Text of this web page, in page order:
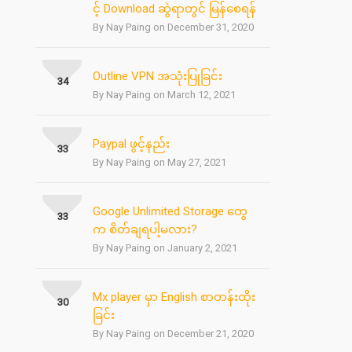
င့် Download ဆွဲရာတွင် မြန်စေရန်
By Nay Paing on December 31, 2020
Outline VPN အသုံးပြုခြင်း
By Nay Paing on March 12, 2021
34
Paypal ဖွင့်နည်း
By Nay Paing on May 27, 2021
33
Google Unlimited Storage တွေ
က စိတ်ချရပါ့မလား?
By Nay Paing on January 2, 2021
33
Mx player မှာ English စာတန်းထိုး
ခြင်း
By Nay Paing on December 21, 2020
30